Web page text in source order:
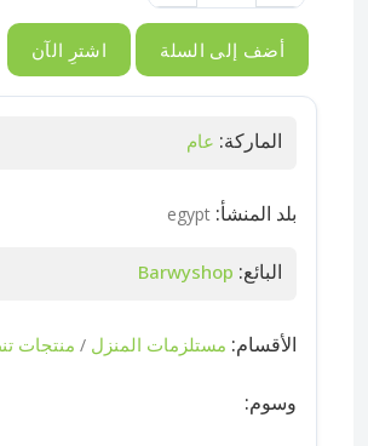
أضف إلى السلة اشترِ الآن
الماركة: عام
بلد المنشأ: egypt
البائع: Barwyshop
الأقسام: مستلزمات المنزل / منتجات
وسوم: